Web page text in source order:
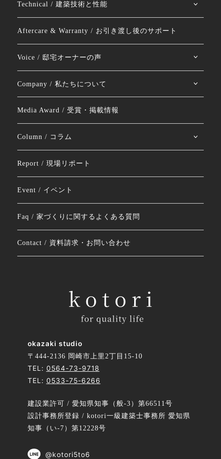
okazaki studio
〒444-2136 岡崎市上里2丁目15-10
TEL: 0564-73-9718
TEL: 0533-75-6266
建設業許可 / 愛知県知事（般-3）第66511号
設計事務所登録 / kotori一級建築士事務所 愛知県
知事（い-7）第12228号
@kotori5to6
Technical / 建築技術と性能
Aftercare & Warranty / お引き渡し後のサポート
Voice / 邸宅オーナーの声
Company / 私たちについて
Media Award / 受賞・掲載情報
Column / コラム
Report / 現場リポート
Event / イベント
Faq / 家づくりに関するよくある質問
Contact / 資料請求・お問い合わせ